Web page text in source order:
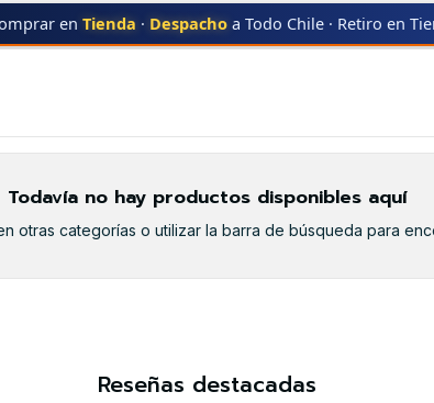
en Tienda · Despacho a Todo Chile · Retiro en
TN-780
Todavía no hay productos disponibles aquí
otras categorías o utilizar la barra de búsqueda para
Reseñas destacadas